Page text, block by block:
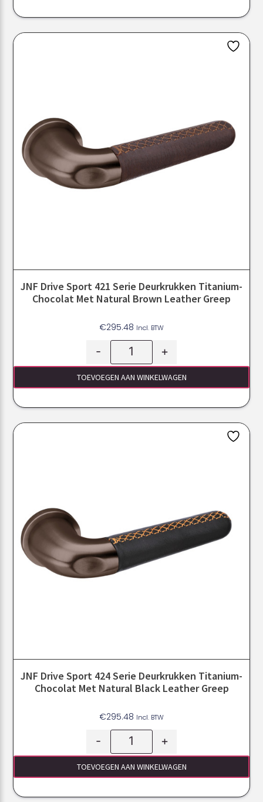
JNF Drive Sport 421 Serie Deurkrukken Titanium-
Chocolat Met Natural Brown Leather Greep
€295.48 Incl. BTW
- +
TOEVOEGEN AAN WINKELWAGEN
JNF Drive Sport 424 Serie Deurkrukken Titanium-
Chocolat Met Natural Black Leather Greep
€295.48 Incl. BTW
- +
TOEVOEGEN AAN WINKELWAGEN